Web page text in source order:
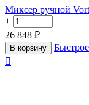
Миксер ручной
+
−
26 848 ₽
В корзину
